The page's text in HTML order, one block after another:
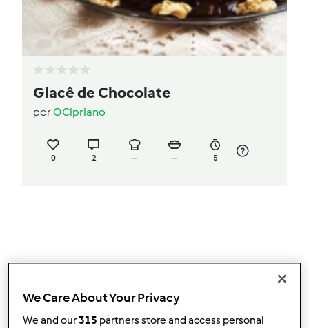
Glacê de Chocolate
porOCipriano
0 2 -- -- 5
We Care About Your Privacy
We and our315 partners store and access personal